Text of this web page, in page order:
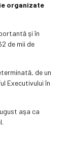
organizate
şi în
de mii de
de un
Executivului în
aşa ca